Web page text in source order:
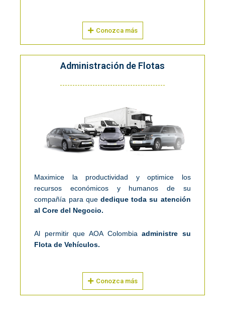
Conozca más
Administración de Flotas
Maximice la productividad y optimice los
recursos económicos y humanos de su
compañía para que dedique toda su atención
al Core del Negocio.
Al permitir que AOA Colombiaadministre su
Flota de Vehículos.
Conozca más